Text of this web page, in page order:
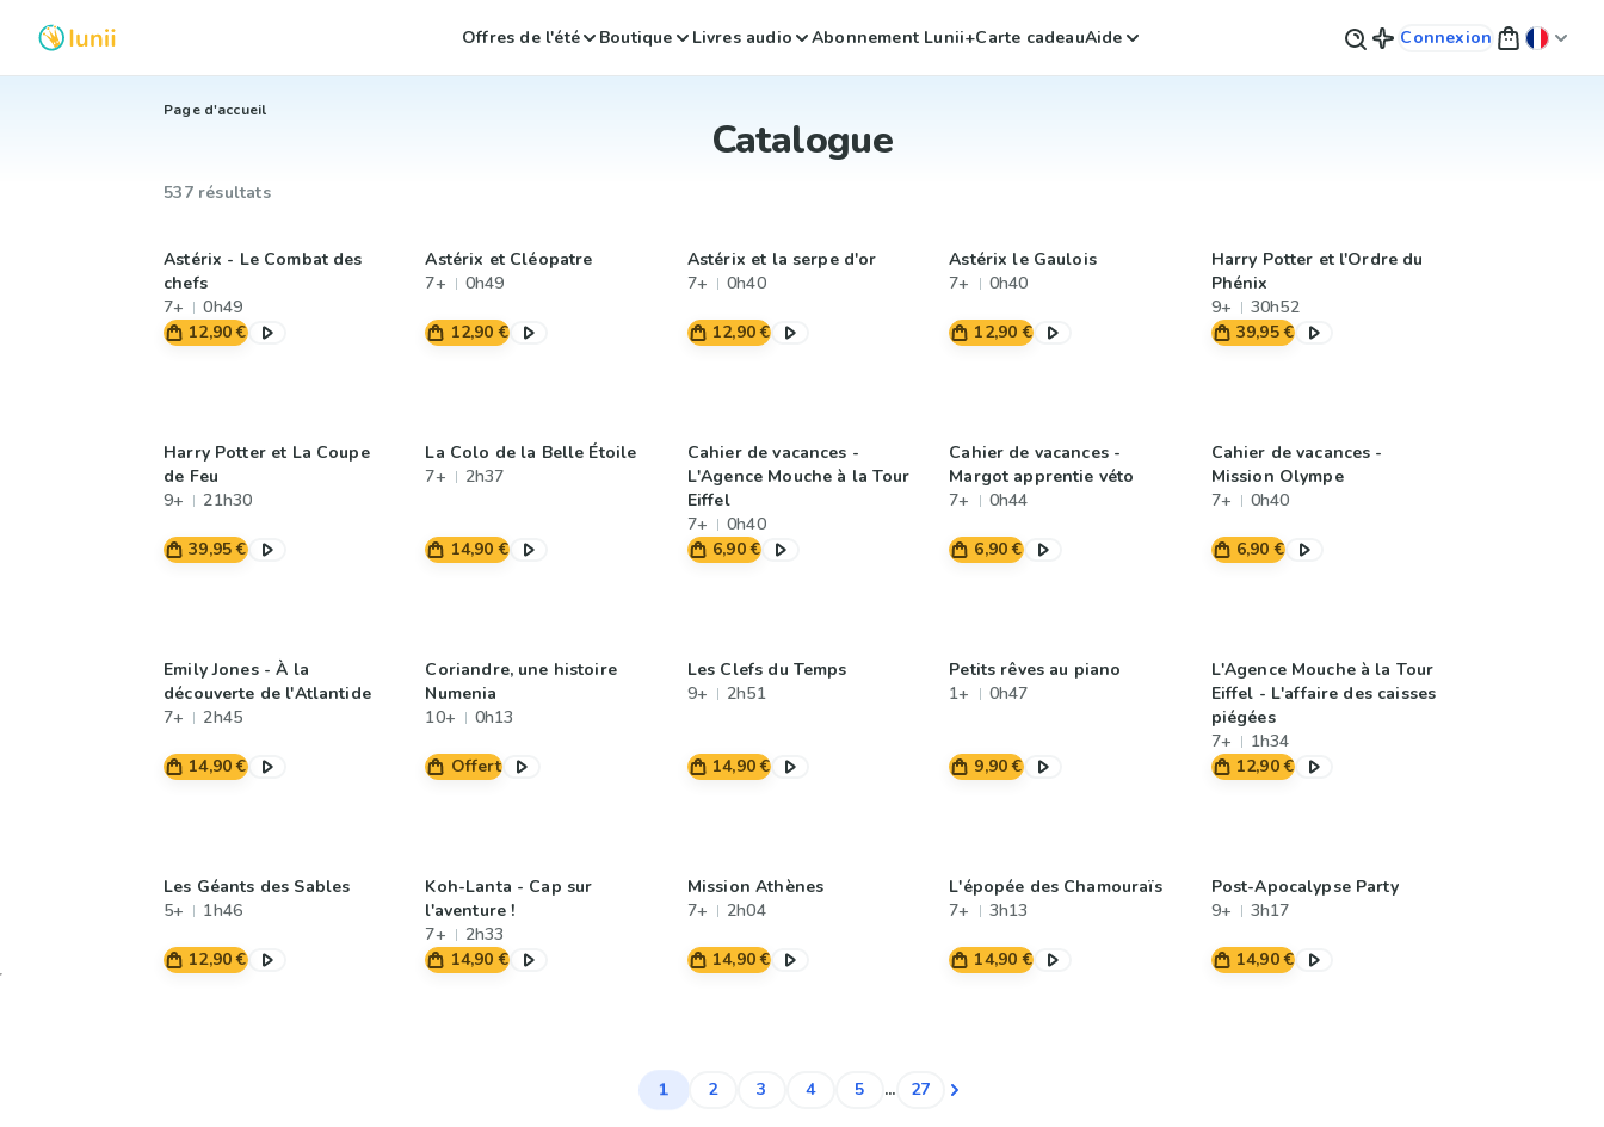
Offres de l'été Boutique Livres audio Abonnement Lunii+Carte cadeauAide Connexion
Page d'accueil
Catalogue
537 résultats
Astérix - Le Combat des
chefs
7+
0h49
12,90 €
Astérix et Cléopatre
7+
0h49
12,90 €
Astérix et la serpe d'or
7+
0h40
12,90 €
Astérix le Gaulois
7+
0h40
12,90 €
Harry Potter et l'Ordre du
Phénix
9+
30h52
39,95 €
Harry Potter et La Coupe
de Feu
9+
21h30
39,95 €
La Colo de la Belle Étoile
7+
2h37
14,90 €
Cahier de vacances -
L'Agence Mouche à la Tour
Eiffel
7+
0h40
6,90 €
Cahier de vacances -
Margot apprentie véto
7+
0h44
6,90 €
Cahier de vacances -
Mission Olympe
7+
0h40
6,90 €
Emily Jones - À la
découverte de l'Atlantide
7+
2h45
14,90 €
Coriandre, une histoire
Numenia
10+
0h13
Offert
Les Clefs du Temps
9+
2h51
14,90 €
Petits rêves au piano
1+
0h47
9,90 €
L'Agence Mouche à la Tour
Eiffel - L'affaire des caisses
piégées
7+
1h34
12,90 €
Les Géants des Sables
5+
1h46
12,90 €
Koh-Lanta - Cap sur
l'aventure !
7+
2h33
14,90 €
Mission Athènes
7+
2h04
14,90 €
L'épopée des Chamouraïs
7+
3h13
14,90 €
Post-Apocalypse Party
9+
3h17
14,90 €
1 2 3 4 5 ... 27